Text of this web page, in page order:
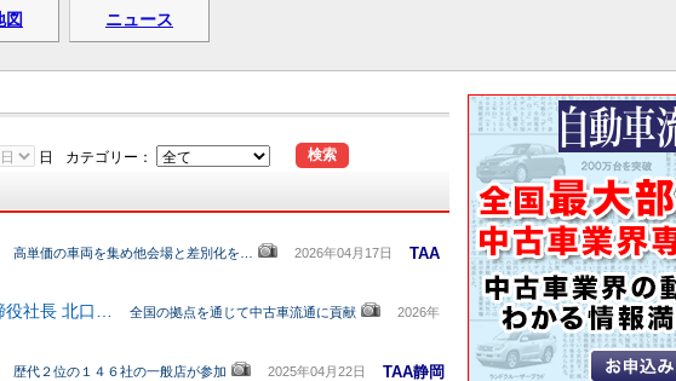
図 ニュース
日 カテゴリー： 検索
高単価の車両を集め他会場と差別化を… 2026年04月17日 TAA
役社長 北口… 全国の拠点を通じて中古車流通に貢献 2026年
歴代２位の１４６社の一般店が参加 2025年04月22日 TAA静岡